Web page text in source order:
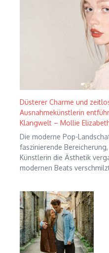
Düsterer Charme und
Ausnahmekünstlerin
Klangwelt – Mollie
Die moderne Pop-
faszinierende
Künstlerin die Ästhetik
modernen Beats